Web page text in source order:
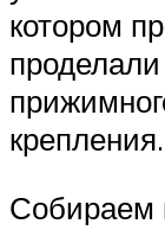
котором
крепления.
Собираем